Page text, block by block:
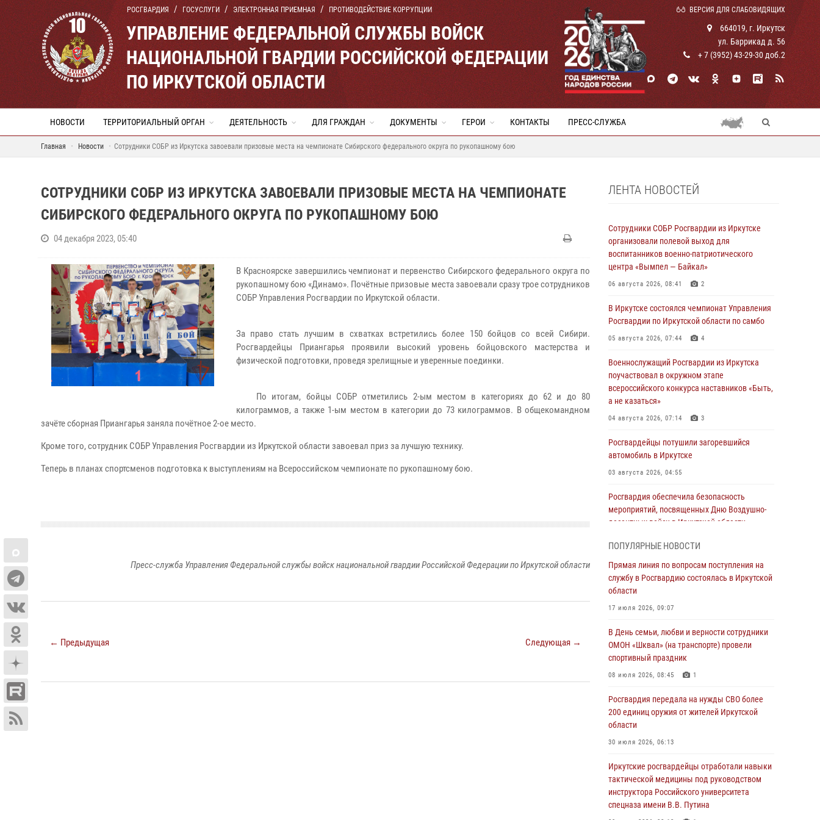
РОСГВАРДИЯ ГОСУСЛУГИ ЭЛЕКТРОННАЯ ПРИЕМНАЯ ПРОТИВОДЕЙСТВИЕ КОРРУПЦИИ ВЕРСИЯ ДЛЯ СЛАБОВИДЯЩИХ
УПРАВЛЕНИЕ ФЕДЕРАЛЬНОЙ СЛУЖБЫ ВОЙСК
НАЦИОНАЛЬНОЙ ГВАРДИИ РОССИЙСКОЙ ФЕДЕРАЦИИ
ПО ИРКУТСКОЙ ОБЛАСТИ
664019, г. Иркутск
ул. Баррикад д. 56
+ 7 (3952) 43-29-30 доб.2
НОВОСТИ ТЕРРИТОРИАЛЬНЫЙ ОРГАН ДЕЯТЕЛЬНОСТЬ ДЛЯ ГРАЖДАН ДОКУМЕНТЫ ГЕРОИ КОНТАКТЫ ПРЕСС-СЛУЖБА
Главная Новости Сотрудники СОБР из Иркутска завоевали призовые места на чемпионате Сибирского федерального округа по рукопашному бою
СОТРУДНИКИ СОБР ИЗ ИРКУТСКА ЗАВОЕВАЛИ ПРИЗОВЫЕ МЕСТА НА ЧЕМПИОНАТЕ
СИБИРСКОГО ФЕДЕРАЛЬНОГО ОКРУГА ПО РУКОПАШНОМУ БОЮ
04 декабря 2023, 05:40
В Красноярске завершились чемпионат и первенство Сибирского федерального округа по
рукопашному бою «Динамо». Почётные призовые места завоевали сразу трое сотрудников
СОБР Управления Росгвардии по Иркутской области.
За право стать лучшим в схватках встретились более 150 бойцов со всей Сибири.
Росгвардейцы Приангарья проявили высокий уровень бойцовского мастерства и
физической подготовки, проведя зрелищные и уверенные поединки.
По итогам, бойцы СОБР отметились 2-ым местом в категориях до 62 и до 80
килограммов, а также 1-ым местом в категории до 73 килограммов. В общекомандном
зачёте сборная Приангарья заняла почётное 2-ое место.
Кроме того, сотрудник СОБР Управления Росгвардии из Иркутской области завоевал приз за лучшую технику.
Теперь в планах спортсменов подготовка к выступлениям на Всероссийском чемпионате по рукопашному бою.
Пресс-служба Управления Федеральной службы войск национальной гвардии Российской Федерации по Иркутской области
← Предыдущая Следующая →
ЛЕНТА НОВОСТЕЙ
Сотрудники СОБР Росгвардии из Иркутске
организовали полевой выход для
воспитанников военно-патриотического
центра «Вымпел — Байкал»
06 августа 2026, 08:41 2
В Иркутске состоялся чемпионат Управления
Росгвардии по Иркутской области по самбо
05 августа 2026, 07:44 4
Военнослужащий Росгвардии из Иркутска
поучаствовал в окружном этапе
всероссийского конкурса наставников «Быть,
а не казаться»
04 августа 2026, 07:14 3
Росгвардейцы потушили загоревшийся
автомобиль в Иркутске
03 августа 2026, 04:55
Росгвардия обеспечила безопасность
мероприятий, посвященных Дню Воздушно-
десантных войск в Иркутской области
Росгвардейцы из Братска присоединились к
донорской акции «От сердца к сердцу»
(видео)
31 июля 2026, 04:37
Сотрудники Росгвардии нашли и вернули
родственникам пропавшую пожилую
женщину в Иркутске
30 июля 2026, 07:37
Росгвардия передала на нужды СВО более
200 единиц оружия от жителей Иркутской
области
30 июля 2026, 06:13
При силовой поддержке СОБР Росгвардии в
Иркутской области провели рейды по
соблюдению миграционного
законодательства
ПОПУЛЯРНЫЕ НОВОСТИ
Прямая линия по вопросам поступления на
службу в Росгвардию состоялась в Иркутской
области
17 июля 2026, 09:07
В День семьи, любви и верности сотрудники
ОМОН «Шквал» (на транспорте) провели
спортивный праздник
08 июля 2026, 08:45 1
Росгвардия передала на нужды СВО более
200 единиц оружия от жителей Иркутской
области
30 июля 2026, 06:13
Иркутские росгвардейцы отработали навыки
тактической медицины под руководством
инструктора Российского университета
спецназа имени В.В. Путина